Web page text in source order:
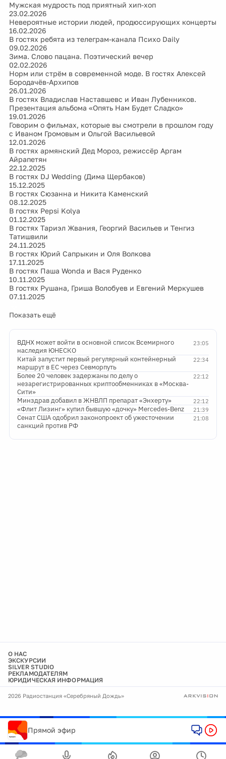
Мужская мудрость под приятный хип-хоп
23.02.2026
Невероятные истории людей, продюссирующих концерты
16.02.2026
В гостях ребята из телеграм-канала Психо Daily
09.02.2026
Зима. Слово пацана. Поэтический вечер
02.02.2026
Норм или стрём в современной моде. В гостях Алексей
Бородачёв-Архипов
26.01.2026
В гостях Владислав Наставшевс и Иван Лубенников.
Презентация альбома «Опять Нам Будет Сладко»
19.01.2026
Говорим о фильмах, которые вы смотрели в прошлом году
с Иваном Громовым и Ольгой Васильевой
12.01.2026
В гостях армянский Дед Мороз, режиссёр Аргам
Айрапетян
22.12.2025
В гостях DJ Wedding (Дима Щербаков)
15.12.2025
В гостях Сюзанна и Никита Каменский
08.12.2025
В гостях Pepsi Kolya
01.12.2025
В гостях Тариэл Жвания, Георгий Васильев и Тенгиз
Татишвили
24.11.2025
В гостях Юрий Сапрыкин и Оля Волкова
17.11.2025
В гостях Паша Wonda и Вася Руденко
10.11.2025
В гостях Рушана, Гриша Волобуев и Евгений Меркушев
07.11.2025
Показать ещё
23:05
ВДНХ может войти в основной список Всемирного
наследия ЮНЕСКО
22:34
Китай запустит первый регулярный контейнерный
маршрут в ЕС через Севморпуть
22:12
Более 20 человек задержаны по делу о
незарегистрированных криптообменниках в «Москва-
Сити»
22:12
Минздрав добавил в ЖНВЛП препарат «Энхерту»
21:39
«Флит Лизинг» купил бывшую «дочку» Mercedes-Benz
21:08
Сенат США одобрил законопроект об ужесточении
санкций против РФ
О НАС
ЭКСКУРСИИ
SILVER STUDIO
РЕКЛАМОДАТЕЛЯМ
ЮРИДИЧЕСКАЯ ИНФОРМАЦИЯ
2026 Радиостанция «Серебряный Дождь»
Прямой эфир